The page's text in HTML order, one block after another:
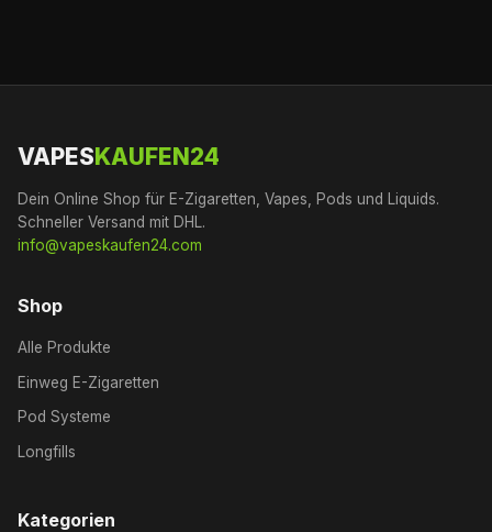
VAPES KAUFEN24
Dein Online Shop für E-Zigaretten, Vapes, Pods und Liquids.
Schneller Versand mit DHL.
info@vapeskaufen24.com
Shop
Alle Produkte
Einweg E-Zigaretten
Pod Systeme
Longfills
Kategorien